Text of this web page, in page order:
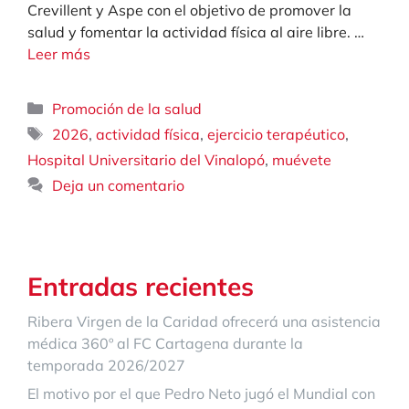
Crevillent y Aspe con el objetivo de promover la
salud y fomentar la actividad física al aire libre. …
Leer más
Categorías
Promoción de la salud
Etiquetas
2026,actividad física,ejercicio terapéutico,
Hospital Universitario del Vinalopó, muévete
Deja un comentario
Entradas recientes
Ribera Virgen de la Caridad ofrecerá una asistencia
médica 360º al FC Cartagena durante la
temporada 2026/2027
El motivo por el que Pedro Neto jugó el Mundial con